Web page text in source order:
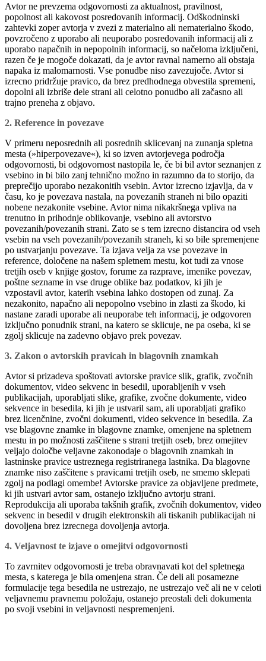
Avtor ne prevzema odgovornosti za aktualnost, pravilnost,
popolnost ali kakovost posredovanih informacij. Odškodninski
zahtevki zoper avtorja v zvezi z materialno ali nematerialno škodo,
povzročeno z uporabo ali neuporabo posredovanih informacij ali z
uporabo napačnih in nepopolnih informacij, so načeloma izključeni,
razen če je mogoče dokazati, da je avtor ravnal namerno ali obstaja
napaka iz malomarnosti. Vse ponudbe niso zavezujoče. Avtor si
izrecno pridržuje pravico, da brez predhodnega obvestila spremeni,
dopolni ali izbriše dele strani ali celotno ponudbo ali začasno ali
trajno preneha z objavo.
2. Reference in povezave
V primeru neposrednih ali posrednih sklicevanj na zunanja spletna
mesta (»hiperpovezave«), ki so izven avtorjevega področja
odgovornosti, bi odgovornost nastopila le, če bi bil avtor seznanjen z
vsebino in bi bilo zanj tehnično možno in razumno da to storijo, da
preprečijo uporabo nezakonitih vsebin. Avtor izrecno izjavlja, da v
času, ko je povezava nastala, na povezanih straneh ni bilo opaziti
nobene nezakonite vsebine. Avtor nima nikakršnega vpliva na
trenutno in prihodnje oblikovanje, vsebino ali avtorstvo
povezanih/povezanih strani. Zato se s tem izrecno distancira od vseh
vsebin na vseh povezanih/povezanih straneh, ki so bile spremenjene
po ustvarjanju povezave. Ta izjava velja za vse povezave in
reference, določene na našem spletnem mestu, kot tudi za vnose
tretjih oseb v knjige gostov, forume za razprave, imenike povezav,
poštne sezname in vse druge oblike baz podatkov, ki jih je
vzpostavil avtor, katerih vsebina lahko dostopen od zunaj. Za
nezakonito, napačno ali nepopolno vsebino in zlasti za škodo, ki
nastane zaradi uporabe ali neuporabe teh informacij, je odgovoren
izključno ponudnik strani, na katero se sklicuje, ne pa oseba, ki se
zgolj sklicuje na zadevno objavo prek povezav.
3. Zakon o avtorskih pravicah in blagovnih znamkah
Avtor si prizadeva spoštovati avtorske pravice slik, grafik, zvočnih
dokumentov, video sekvenc in besedil, uporabljenih v vseh
publikacijah, uporabljati slike, grafike, zvočne dokumente, video
sekvence in besedila, ki jih je ustvaril sam, ali uporabljati grafiko
brez licenčnine, zvočni dokumenti, video sekvence in besedila. Za
vse blagovne znamke in blagovne znamke, omenjene na spletnem
mestu in po možnosti zaščitene s strani tretjih oseb, brez omejitev
veljajo določbe veljavne zakonodaje o blagovnih znamkah in
lastninske pravice ustreznega registriranega lastnika. Da blagovne
znamke niso zaščitene s pravicami tretjih oseb, ne smemo sklepati
zgolj na podlagi omembe! Avtorske pravice za objavljene predmete,
ki jih ustvari avtor sam, ostanejo izključno avtorju strani.
Reprodukcija ali uporaba takšnih grafik, zvočnih dokumentov, video
sekvenc in besedil v drugih elektronskih ali tiskanih publikacijah ni
dovoljena brez izrecnega dovoljenja avtorja.
4. Veljavnost te izjave o omejitvi odgovornosti
To zavrnitev odgovornosti je treba obravnavati kot del spletnega
mesta, s katerega je bila omenjena stran. Če deli ali posamezne
formulacije tega besedila ne ustrezajo, ne ustrezajo več ali ne v celoti
veljavnemu pravnemu položaju, ostanejo preostali deli dokumenta
po svoji vsebini in veljavnosti nespremenjeni.